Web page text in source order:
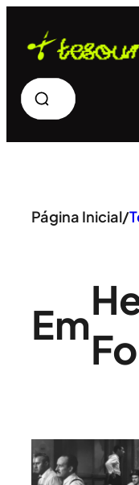
para
conteúdo
Pesquisar
Página Inicial/
Em